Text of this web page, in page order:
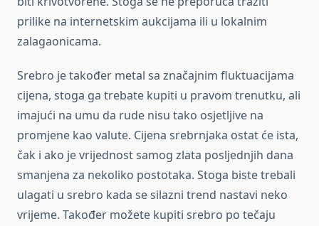
prilike na internetskim aukcijama ili u lokalnim
zalagaonicama.
Srebro je također metal sa značajnim fluktuacijama
cijena, stoga ga trebate kupiti u pravom trenutku, ali
imajući na umu da rude nisu tako osjetljive na
promjene kao valute. Cijena srebrnjaka ostat će ista,
čak i ako je vrijednost samog zlata posljednjih dana
smanjena za nekoliko postotaka. Stoga biste trebali
ulagati u srebro kada se silazni trend nastavi neko
vrijeme. Također možete kupiti srebro po tečaju